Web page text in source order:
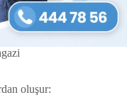
oluşur: